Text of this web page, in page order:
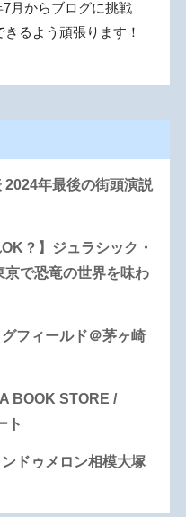
月からブログに挑戦
るよう頑張ります！
2024年最後の街頭演説
？】ジュラシック・
京で恐竜の世界を味わ
フィールド＠茅ヶ崎
BOOK STORE /
ト
ドゥメロン相模大塚